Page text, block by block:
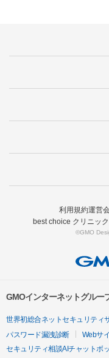
利用規約運営
best choice クリニッ
©GMO
GMOインターネットグルー
世界初総合ネットセキュリティ
パスワード漏洩診断
Webサ
セキュリティ相談AIチャットボ